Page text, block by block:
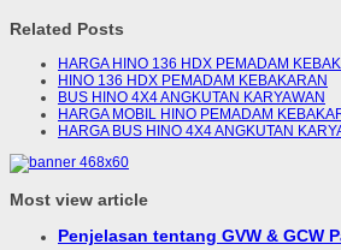
Related Posts
HARGA HINO 136 HDX PEMADAM
HINO 136 HDX PEMADAM KEBAKARAN
BUS HINO 4X4 ANGKUTAN KARYAWAN
HARGA MOBIL HINO PEMADAM
HARGA BUS HINO 4X4 ANGKUTAN
Most view article
Penjelasan tentang GVW & GCW